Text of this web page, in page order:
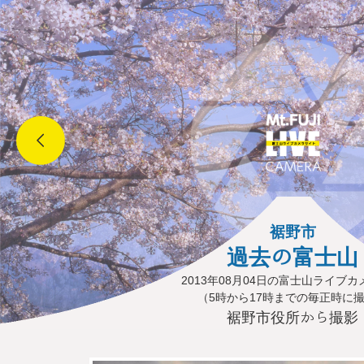
裾野市
過去の富士山
2013年08月04日の富士山ライブカ
（5時から17時までの毎正時に
裾野市役所から撮影